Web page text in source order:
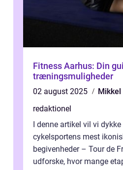
Fitness Aarhus: Din
træningsmuligheder
02 august 2025
Mikkel
redaktionel
I denne artikel vil vi
cykelsportens mest
begivenheder – Tour de
udforske, hvor mange